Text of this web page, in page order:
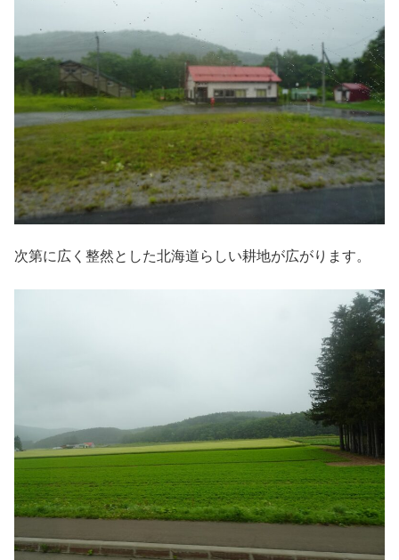
次第に広く整然とした北海道らしい耕地が広がります。